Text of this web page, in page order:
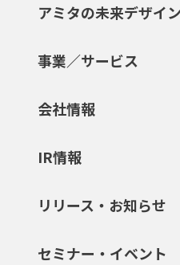
アミタの未来デザイン
事業／サービス
会社情報
IR情報
リリース・お知らせ
セミナー・イベント